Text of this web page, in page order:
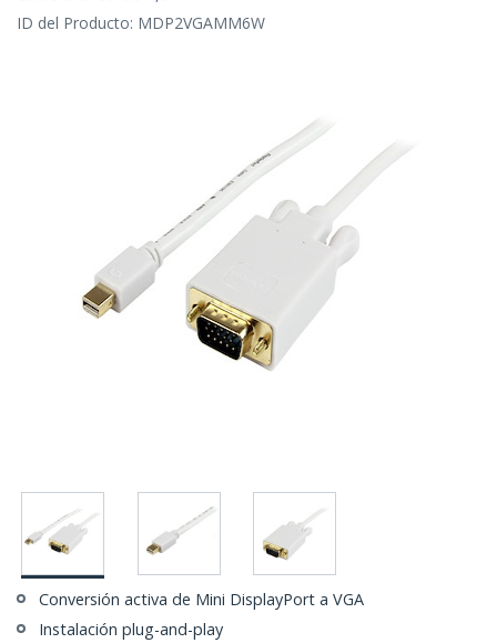
ID del Producto: MDP2VGAMM6W
Conversión activa de Mini DisplayPort a VGA
Instalación plug-and-play